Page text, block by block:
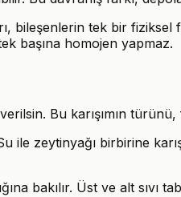
bileşenlerin tek bir
başına homojen yapmaz.
Bu karışımın türünü,
ile zeytinyağı birbirine
bakılır. Üst ve alt